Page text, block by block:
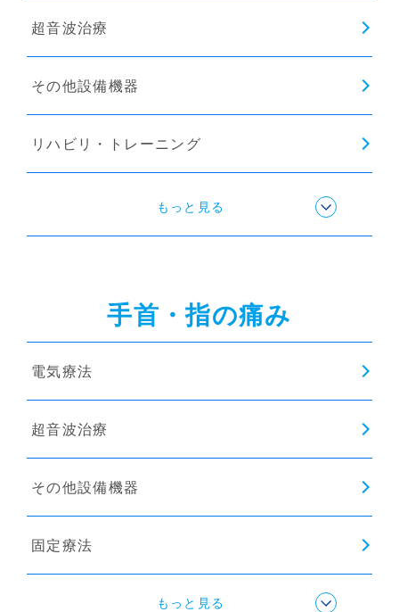
超音波治療
その他設備機器
リハビリ・トレーニング
インソール
もっと見る
手首・指の痛み
電気療法
超音波治療
その他設備機器
固定療法
もっと見る